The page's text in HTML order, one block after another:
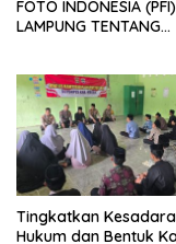
FOTO INDONESIA (PFI)
LAMPUNG TENTANG
TERHADAP JURNALIS
PENGADILAN NEGERI
TANJUNG KARANG.
Tingkatkan
Hukum dan Bentuk